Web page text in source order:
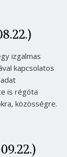
izgalmas
kapcsolatos
is régóta
közösségre.